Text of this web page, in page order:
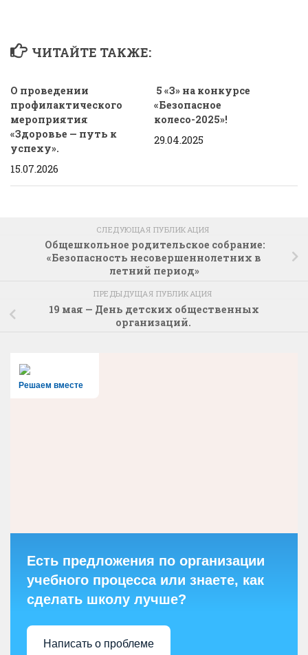
ЧИТАЙТЕ ТАКЖЕ:
О проведении
профилактического
мероприятия
«Здоровье — путь к
успеху».
15.07.2026
5 «З» на конкурсе
«Безопасное
колесо-2025»!
29.04.2025
СЛЕДУЮЩАЯ ПУБЛИКАЦИЯ
Общешкольное родительское собрание:
«Безопасность несовершеннолетних в
летний период»
ПРЕДЫДУЩАЯ ПУБЛИКАЦИЯ
19 мая — День детских общественных
организаций.
Решаем вместе
Есть предложения по организации
учебного процесса или знаете, как
сделать школу лучше?
Написать о проблеме